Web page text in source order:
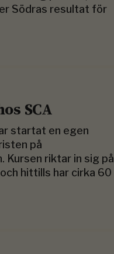
Södras resultat för
SCA
startat en egen
på
Kursen riktar in sig på
hittills har cirka 60